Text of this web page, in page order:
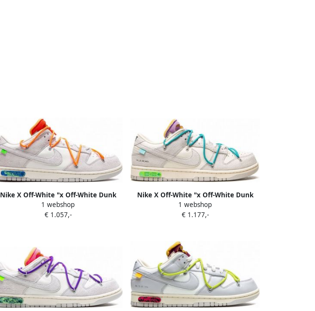
Nike X Off-White "x Off-White Dunk
Low Lot 31 sneakers" Beige
1 webshop
€ 1.057,-
Nike X Off-White "x Off-White Dunk
Low Lot 36 sneakers" Beige
1 webshop
€ 1.177,-